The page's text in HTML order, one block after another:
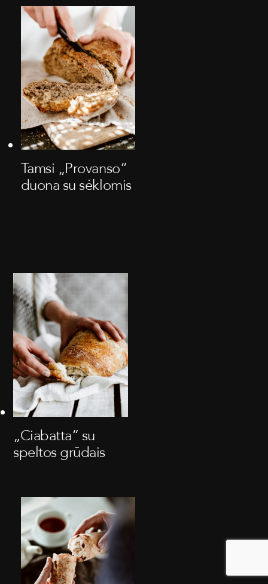
Tamsi „Provanso”
duona su sėklomis
„Ciabatta“ su
speltos grūdais